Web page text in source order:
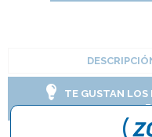
TE GUSTAN LOS